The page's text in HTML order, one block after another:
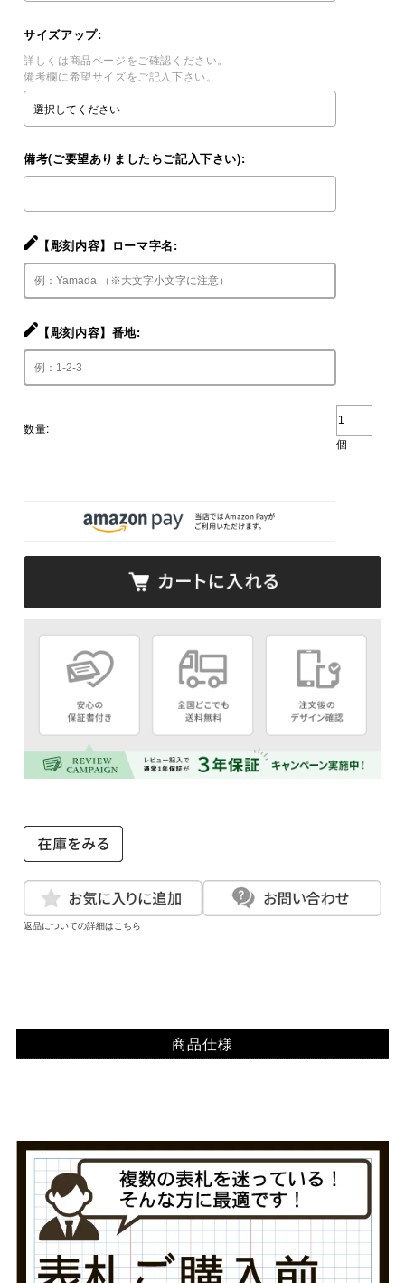
サイズアップ:
詳しくは商品ページをご確認ください。
備考欄に希望サイズをご記入下さい。
備考(ご要望ありましたらご記入下さい):
【彫刻内容】ローマ字名:
【彫刻内容】番地:
数量:
個
返品についての詳細はこちら
商品仕様